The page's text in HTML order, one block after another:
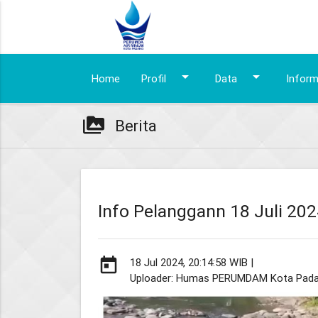
Home Profil arrow_drop_down Data arrow_drop_down
perm_media Berita
Info Pelanggann 18 Juli
today
18 Jul 2024, 20:14:58 WIB |
Uploader: Humas PERUMDAM Kota